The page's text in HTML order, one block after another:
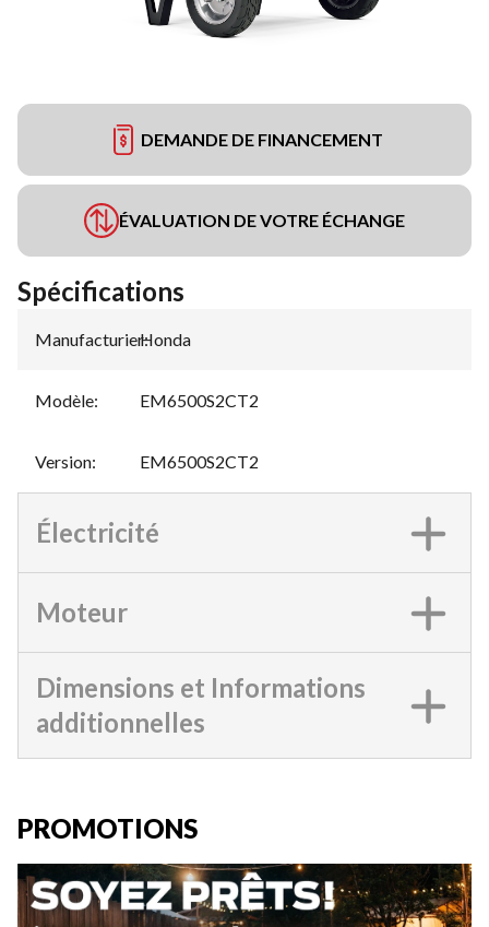
DEMANDE DE FINANCEMENT
ÉVALUATION DE VOTRE ÉCHANGE
Spécifications
Manufacturier:
Honda
Modèle: EM6500S2CT2
Version: EM6500S2CT2
Électricité
Moteur
Dimensions et Informations
additionnelles
PROMOTIONS